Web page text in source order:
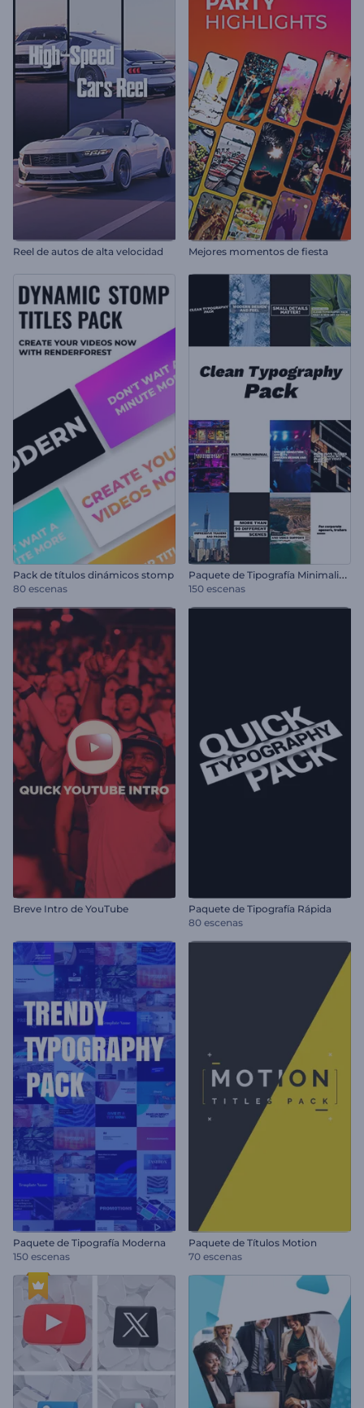
Reel de autos de alta velocidad Mejores momentos de fiesta
Pack de títulos dinámicos stomp
80 escenas
P
aquete de Tipografía Minimalista
150 escenas
Breve Intro de YouTube
Paquete de Tipografía Rápida
80 escenas
Paquete de Tipografía Moderna
150 escenas
Paquete de Títulos Motion
70 escenas